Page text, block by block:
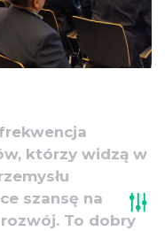
którzy widzą w
szansę na
To dobry